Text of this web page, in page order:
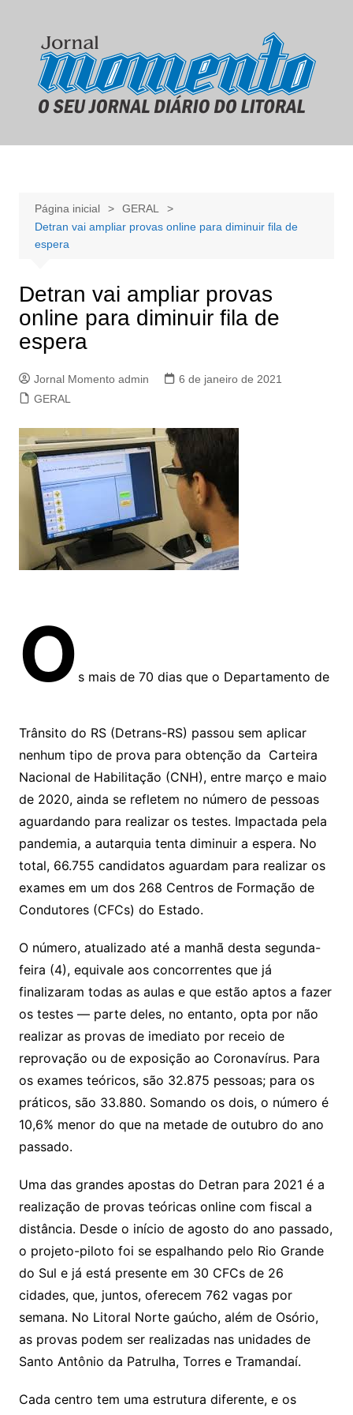
conteúdo
Página inicial
GERAL
Detran vai ampliar provas online para diminuir fila de
espera
Detran vai ampliar provas
online para diminuir fila de
espera
Jornal Momento admin
6 de janeiro de 2021
GERAL
O s mais de 70 dias que o Departamento de
Trânsito do RS (Detrans-RS) passou sem aplicar
nenhum tipo de prova para obtenção da Carteira
Nacional de Habilitação (CNH), entre março e maio
de 2020, ainda se refletem no número de pessoas
aguardando para realizar os testes. Impactada pela
pandemia, a autarquia tenta diminuir a espera. No
total, 66.755 candidatos aguardam para realizar os
exames em um dos 268 Centros de Formação de
Condutores (CFCs) do Estado.
O número, atualizado até a manhã desta segunda-
feira (4), equivale aos concorrentes que já
finalizaram todas as aulas e que estão aptos a fazer
os testes — parte deles, no entanto, opta por não
realizar as provas de imediato por receio de
reprovação ou de exposição ao Coronavírus. Para
os exames teóricos, são 32.875 pessoas; para os
práticos, são 33.880. Somando os dois, o número é
10,6% menor do que na metade de outubro do ano
passado.
Uma das grandes apostas do Detran para 2021 é a
realização de provas teóricas online com fiscal a
distância. Desde o início de agosto do ano passado,
o projeto-piloto foi se espalhando pelo Rio Grande
do Sul e já está presente em 30 CFCs de 26
cidades, que, juntos, oferecem 762 vagas por
semana. No Litoral Norte gaúcho, além de Osório,
as provas podem ser realizadas nas unidades de
Santo Antônio da Patrulha, Torres e Tramandaí.
Cada centro tem uma estrutura diferente, e os